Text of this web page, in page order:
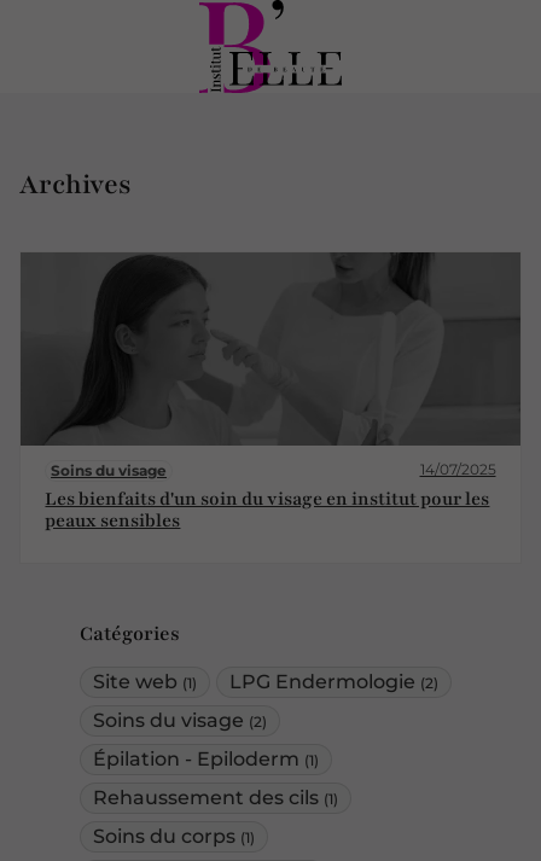
Catégories
Site web (1) LPG Endermologie (2)
Soins du visage (2)
Épilation - Epiloderm (1)
Rehaussement des cils (1)
Soins du corps (1)
Archives
Soins du visage 14/07/2025
Les bienfaits d'un soin du visage en institut pour les
peaux sensibles